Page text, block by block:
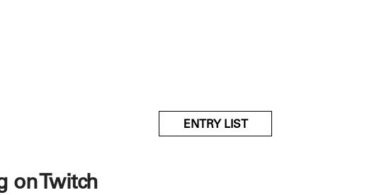
ENTRY LIST
on Twitch